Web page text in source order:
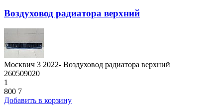
Воздуховод радиатора верхний
Москвич 3 2022- Воздуховод радиатора верхний
260509020
1
800 7
Добавить в корзину